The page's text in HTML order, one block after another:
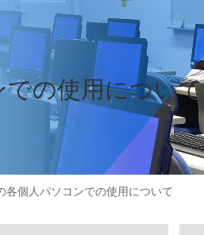
での使用について
各個人パソコンでの使用について